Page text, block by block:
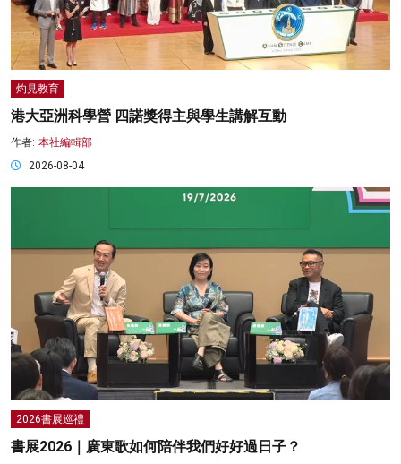
灼見教育
港大亞洲科學營 四諾獎得主與學生講解互動
作者: 本社編輯部
2026-08-04
2026書展巡禮
書展2026｜廣東歌如何陪伴我們好好過日子？